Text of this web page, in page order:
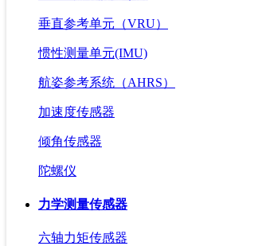
垂直参考单元（VRU）
惯性测量单元(IMU)
航姿参考系统（AHRS）
加速度传感器
倾角传感器
陀螺仪
力学测量传感器
六轴力矩传感器